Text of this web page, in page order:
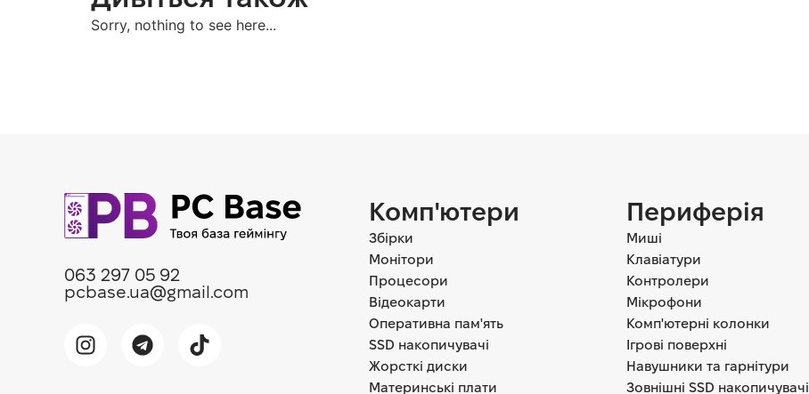
Sorry, nothing to see here...
063 297 05 92
pcbase.ua@gmail.com
Комп'ютери
Збірки
Монітори
Процесори
Відеокарти
Оперативна пам'ять
SSD накопичувачі
Жорсткі диски
Материнські плати
Периферія
Миші
Клавіатури
Контролери
Мікрофони
Комп'ютерні колонки
Ігрові поверхні
Навушники та гарнітури
Зовнішні SSD накопичувачі